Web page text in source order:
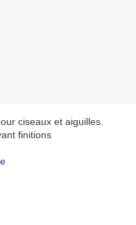
ciseaux et aiguilles.
finitions